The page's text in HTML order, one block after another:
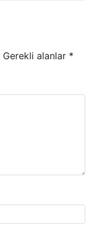
Gerekli alanlar *